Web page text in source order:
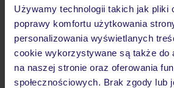
Używamy technologii takich jak pliki
poprawy komfortu użytkowania
personalizowania wyświetlanych
cookie wykorzystywane są także do
na naszej stronie oraz oferowania
społecznościowych. Brak zgody lub
Wyżywienie
Atrakcje